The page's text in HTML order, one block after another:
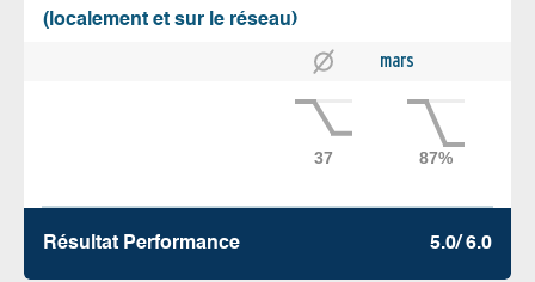
(localement et sur le réseau)
mars
Résultat Performance 5.0/ 6.0